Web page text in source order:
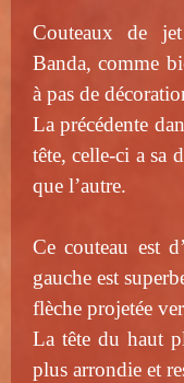
Couteaux de
Banda, comme
à pas de
La précédente
tête, celle-ci a sa
que l’autre.
Ce couteau est
gauche est
flèche projetée
La tête du haut
plus arrondie et